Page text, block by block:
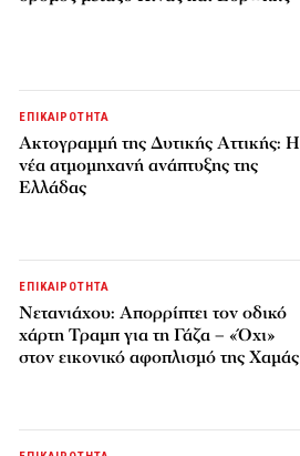
ΕΠΙΚΑΙΡΟΤΗΤΑ
Ακτογραμμή της Δυτικής Αττικής: Η
νέα ατμομηχανή ανάπτυξης της
Ελλάδας
ΕΠΙΚΑΙΡΟΤΗΤΑ
Νετανιάχου: Απορρίπτει τον οδικό
χάρτη Τραμπ για τη Γάζα – «Όχι»
στον εικονικό αφοπλισμό της Χαμάς